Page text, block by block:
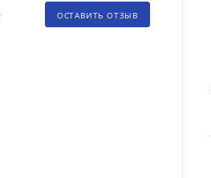
ОСТАВИТЬ ОТЗЫВ